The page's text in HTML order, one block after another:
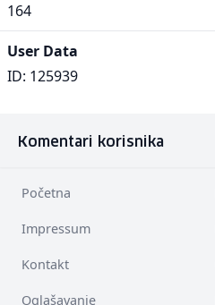
164
User Data
ID: 125939
Komentari korisnika
Početna
Impressum
Kontakt
Oglašavanje